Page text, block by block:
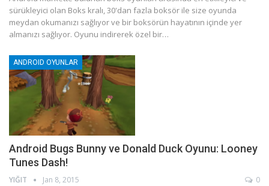
sürükleyici olan Boks kralı, 30'dan fazla boksör ile size oyunda
meydan okumanızı sağlıyor ve bir boksörün hayatının içinde yer
almanızı sağlıyor. Oyunu indirerek özel bir…
ANDROID OYUNLAR
Android Bugs Bunny ve Donald Duck Oyunu: Looney
Tunes Dash!
YIĞIT Jan 8, 2015 0